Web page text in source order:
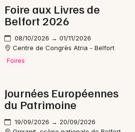
Foire aux Livres de
Belfort 2026
08/10/2026 → 01/11/2026
Centre de Congrès Atria - Belfort
Foires
Journées Européennes
du Patrimoine
19/09/2026 → 20/09/2026